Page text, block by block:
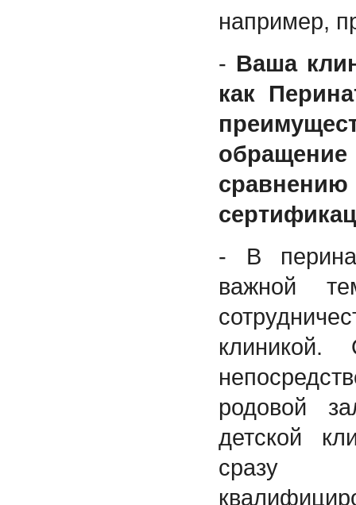
например,
- Ваша
как
сравнению
- В
важной
родовой
детской